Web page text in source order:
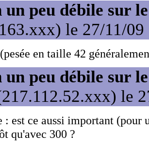
un peu débile sur
le 27/11/09
en taille 42
un peu débile sur
le
: est ce aussi important (pour
qu'avec 300 ?